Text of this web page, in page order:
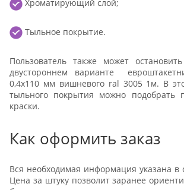
Хроматирующий слой;
Тыльное покрытие.
Пользователь также может
двустороннем варианте
0,4x110 мм вишневого ral 3005 1м. В
тыльного покрытия можно подобрать
краски.
Как оформить заказ
Вся необходимая информация указана в
Цена за штуку позволит заранее